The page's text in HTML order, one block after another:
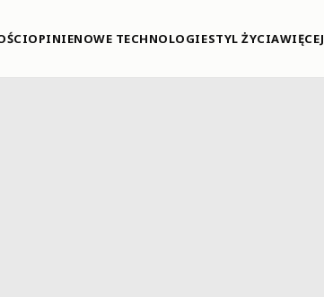
OPINIENOWE TECHNOLOGIESTYL ŻYCIAWIĘCEJ